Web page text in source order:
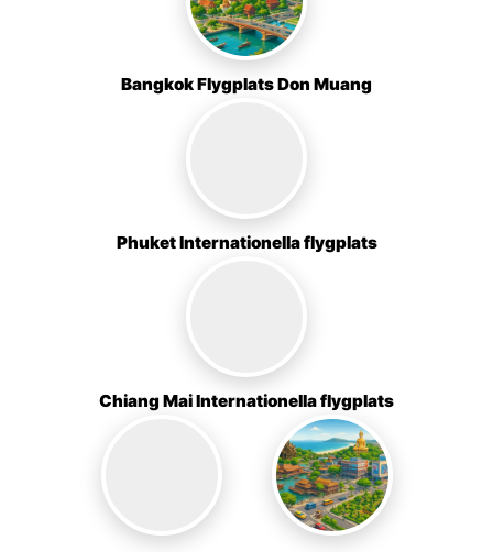
Bangkok Flygplats Don Muang
Phuket Internationella flygplats
Chiang Mai Internationella flygplats